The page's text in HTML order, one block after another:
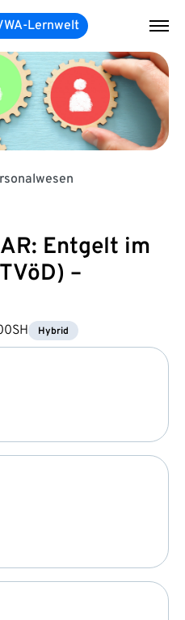
Lernwelt
Entgelt im
–
Hybrid